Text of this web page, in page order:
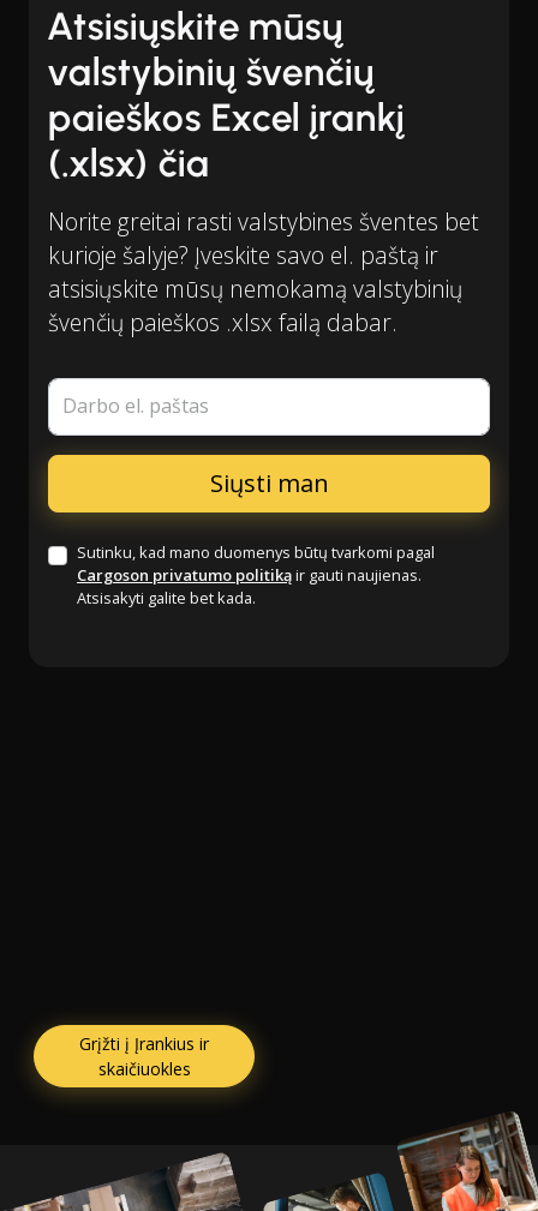
Atsisiųskite mūsų
valstybinių švenčių
paieškos Excel įrankį
(.xlsx) čia
Norite greitai rasti valstybines šventes bet
kurioje šalyje? Įveskite savo el. paštą ir
atsisiųskite mūsų nemokamą valstybinių
švenčių paieškos .xlsx failą dabar.
Darbo el. paštas
Sutinku, kad mano duomenys būtų tvarkomi pagal
Cargoson privatumo politikąir gauti naujienas.
Atsisakyti galite bet kada.
Grįžti į Įrankius ir
skaičiuokles